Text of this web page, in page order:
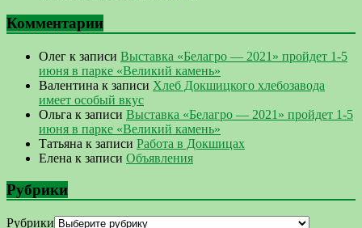
Комментарии
Олег к записи Выставка «Белагро — 2021» пройдет 1-5
июня в парке «Великий камень»
Валентина к записи Хлеб Докшицкого хлебозавода
имеет особый вкус
Ольга к записи Выставка «Белагро — 2021» пройдет 1-5
июня в парке «Великий камень»
Татьяна к записи Работа в Докшицах
Елена к записи Объявления
Рубрики
Рубрики